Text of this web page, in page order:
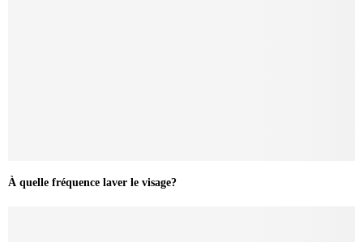
À quelle fréquence laver le visage?